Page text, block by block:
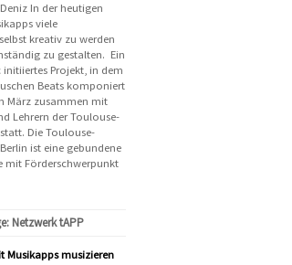
In der heutigen
viele
kreativ zu werden
zu gestalten. Ein
Projekt, in dem
Beats komponiert
März zusammen mit
Lehrern der Toulouse-
Die Toulouse-
ist eine gebundene
mit Förderschwerpunkt
Netzwerk tAPP
Musikapps musizieren